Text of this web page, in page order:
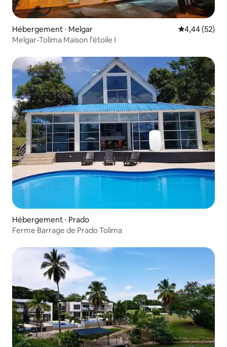
Hébergement ⋅ Melgar Évaluation
4,44 (52)
Melgar-Tolima Maison l'étoile I
Hébergement ⋅ Prado
Ferme Barrage de Prado Tolima